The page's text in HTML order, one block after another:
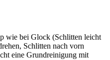
wie bei Glock (Schlitten leicht
Schlitten nach vorn
eine Grundreinigung mit